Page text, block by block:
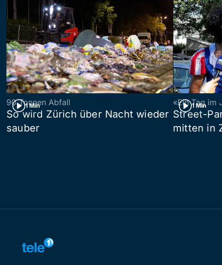
1 Min
90 Tonnen Abfall
So wird Zürich über Nacht wieder
sauber
1 Min
«Ein Tag im
Street-
mitten in